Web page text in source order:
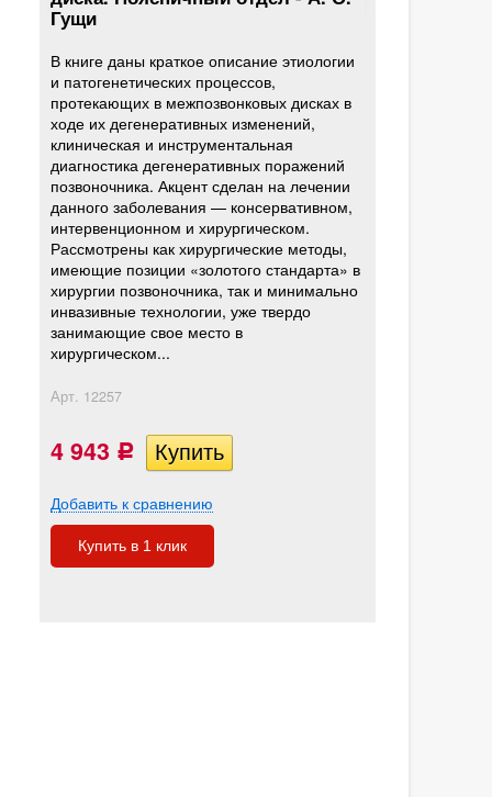
Гущи
В книге даны краткое описание этиологии
и патогенетических процессов,
протекающих в межпозвонковых дисках в
ходе их дегенеративных изменений,
клиническая и инструментальная
диагностика дегенеративных поражений
позвоночника. Акцент сделан на лечении
данного заболевания — консервативном,
интервенционном и хирургическом.
Рассмотрены как хирургические методы,
имеющие позиции «золотого стандарта» в
хирургии позвоночника, так и минимально
инвазивные технологии, уже твердо
занимающие свое место в
хирургическом...
Арт. 12257
4 943 Р
Добавить к сравнению
Купить в 1 клик